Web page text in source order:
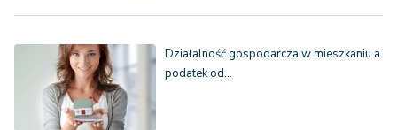
Działalność gospodarcza w mieszkaniu a
podatek od…